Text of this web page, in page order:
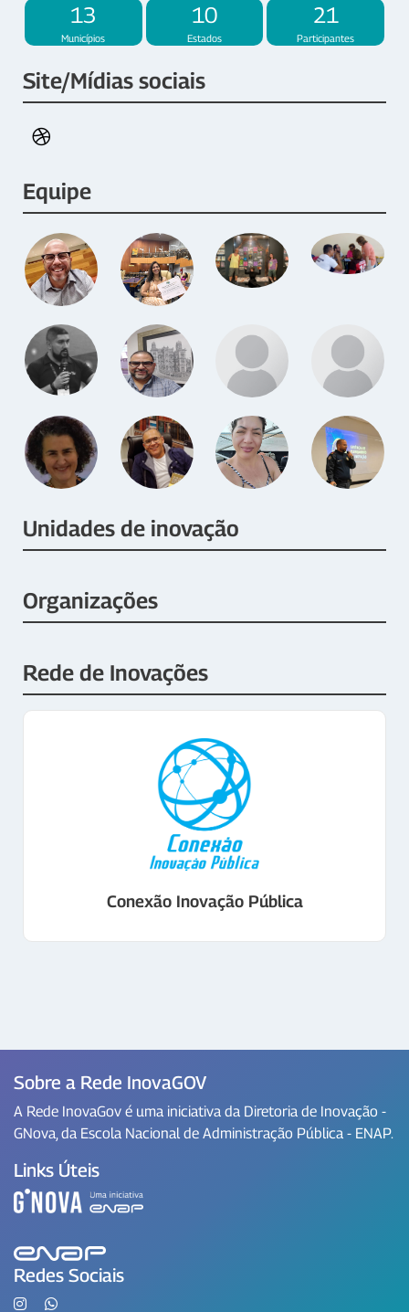
13
Municípios
10
Estados
21
Participantes
Site/Mídias sociais
Equipe
Unidades de inovação
Organizações
Rede de Inovações
Conexão Inovação Pública
Sobre a Rede InovaGOV
A Rede InovaGov é uma iniciativa da Diretoria de Inovação -
GNova, da Escola Nacional de Administração Pública - ENAP.
Links Úteis
Redes Sociais